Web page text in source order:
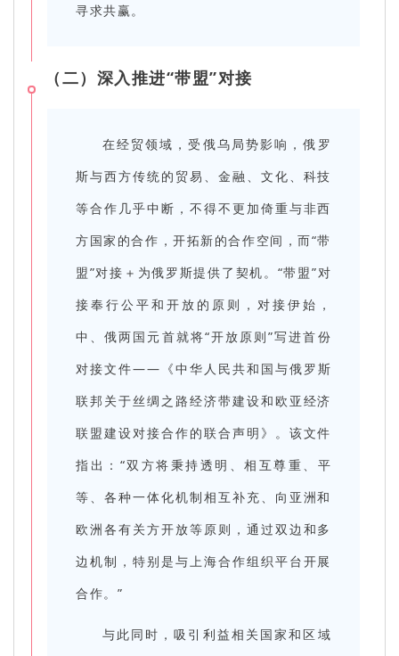
寻求共赢。
（二）深入推进“带盟”对接
在经贸领域，受俄乌局势影响，俄罗
斯与西方传统的贸易、金融、文化、科技
等合作几乎中断，不得不更加倚重与非西
方国家的合作，开拓新的合作空间，而“带
盟”对接＋为俄罗斯提供了契机。“带盟”对
接奉行公平和开放的原则，对接伊始，
中、俄两国元首就将“开放原则”写进首份
对接文件——《中华人民共和国与俄罗斯
联邦关于丝绸之路经济带建设和欧亚经济
联盟建设对接合作的联合声明》。该文件
指出：“双方将秉持透明、相互尊重、平
等、各种一体化机制相互补充、向亚洲和
欧洲各有关方开放等原则，通过双边和多
边机制，特别是与上海合作组织平台开展
合作。”
与此同时，吸引利益相关国家和区域